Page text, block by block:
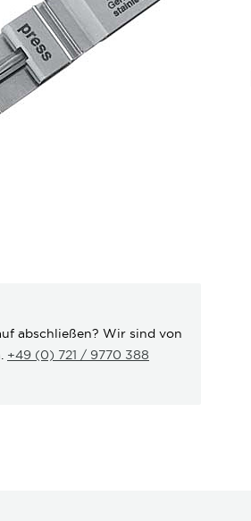
abschließen? Wir sind von
+49 (0) 721 / 9770 388